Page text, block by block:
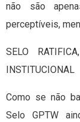
não são
perceptíveis,
SELO
INSTITUCIONAL
Como se não
Selo GPTW